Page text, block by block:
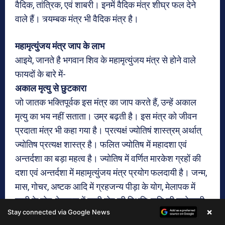
Stay connected via Google News ×